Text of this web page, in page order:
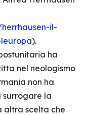
il-
).
ha
nel neologismo
non ha
surrogare la
altra scelta che